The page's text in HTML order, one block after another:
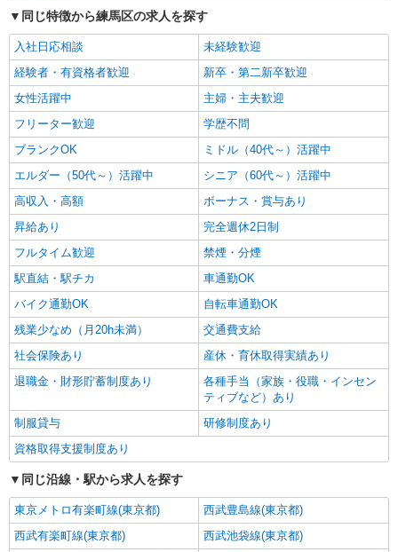
正社員
そんぽの家S 上石神井/2009ba1
【実務者研修】 月給：266,500円 年収例：360
348万円〜 ※職務手当、（東京都）居住支援特別
手当、働きがい向上手当、日祝手当（月平均2回
分）、夜勤手当（月平均5回分）等、毎月平均的に
支払われる手当を含みます。 ※居住支援特別手当
は勤続5年目までの方はさらに1万円支給（再入社
は除く） ◎賞与：基本給2.08ヶ月分/年支給 ◎残
業時は別途時間外手当支給（超過1分〜）
東京都練馬区上石神井2丁目22-27
詳細を見る
正社員
SOMPOケア 上石神井 定期巡回/2130da1
【介護福祉士】 月給：282,300円 年収例：380
万円〜 ※職務手当、特別職務手当、特別地域手
当、（東京都）居住支援特別手当、働きがい向上
手当、日祝手当（月平均2回分）、在宅手当（月平
均10回分）等、毎月平均的に支払われる手当を含
みます。 ■深夜勤手当別途支給：4,000円/回 ■オン
コール手当（1,000円/日）あり ◎残業時は別途時
間外手当支給（超過1分〜） ◎居住支援特別手当
は勤続5年目までの方はさらに1万円支給（再入社
は除く） ◎賞与 基本給2.08ヶ月分/年支給
東京都練馬区上石神井2丁目22-27 【そんぽの
家S 上石神井】建物内
詳細を見る
正社員
万円〜 【初任者研修】 月給：250,300円 年収例：
340万円〜 ※職務手当、（東京都）居住支援特別
手当、日祝手当（月平均2回分）、夜勤手当（月平
均6回分）等、毎月平均的に支払われる手当を含み
ます。 ※居住支援特別手当は勤続5年目までの方
はさらに1万円支給（再入社は除く） ◎賞与：基
東京都練馬区旭丘2丁目5-2
キープ 詳細を見る
同じ特徴から練馬区の求人を探す
入社日応相談
未経験歓迎
経験者・有資格者歓迎
新卒・第二新卒歓迎
女性活躍中
主婦・主夫歓迎
フリーター歓迎
学歴不問
ブランクOK
ミドル（40代～）活躍中
エルダー（50代～）活躍中
シニア（60代～）活躍中
高収入・高額
ボーナス・賞与あり
昇給あり
完全週休2日制
フルタイム歓迎
禁煙・分煙
駅直結・駅チカ
車通勤OK
バイク通勤OK
自転車通勤OK
残業少なめ（月20h未満）
交通費支給
社会保険あり
産休・育休取得実績あり
退職金・財形貯蓄制度あり
各種手当（家族・役職・インセン
ティブなど）あり
制服貸与
研修制度あり
資格取得支援制度あり
同じ沿線・駅から求人を探す
東京メトロ有楽町線(東京都)
西武豊島線(東京都)
西武有楽町線(東京都)
西武池袋線(東京都)